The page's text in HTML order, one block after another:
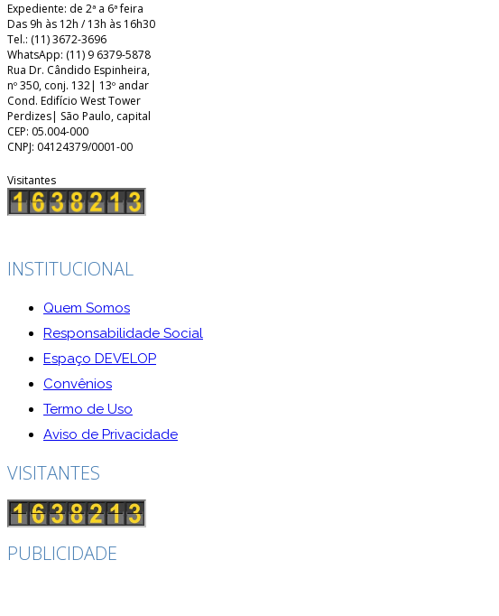
Expediente: de 2ª a 6ª feira
Das 9h às 12h / 13h às 16h30
Tel.: (11) 3672-3696
WhatsApp: (11) 9 6379-5878
Rua Dr. Cândido Espinheira,
nº 350, conj. 132| 13º andar
Cond. Edifício West Tower
Perdizes| São Paulo, capital
CEP: 05.004-000
CNPJ: 04124379/0001-00
Visitantes
INSTITUCIONAL
Quem Somos
Responsabilidade Social
Espaço DEVELOP
Convênios
Termo de Uso
Aviso de Privacidade
VISITANTES
PUBLICIDADE